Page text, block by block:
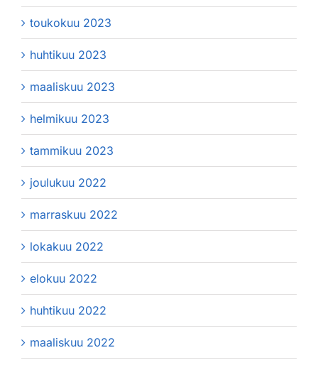
toukokuu 2023
huhtikuu 2023
maaliskuu 2023
helmikuu 2023
tammikuu 2023
joulukuu 2022
marraskuu 2022
lokakuu 2022
elokuu 2022
huhtikuu 2022
maaliskuu 2022